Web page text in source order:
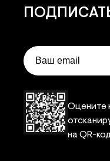
Email
Оцените
на QR-